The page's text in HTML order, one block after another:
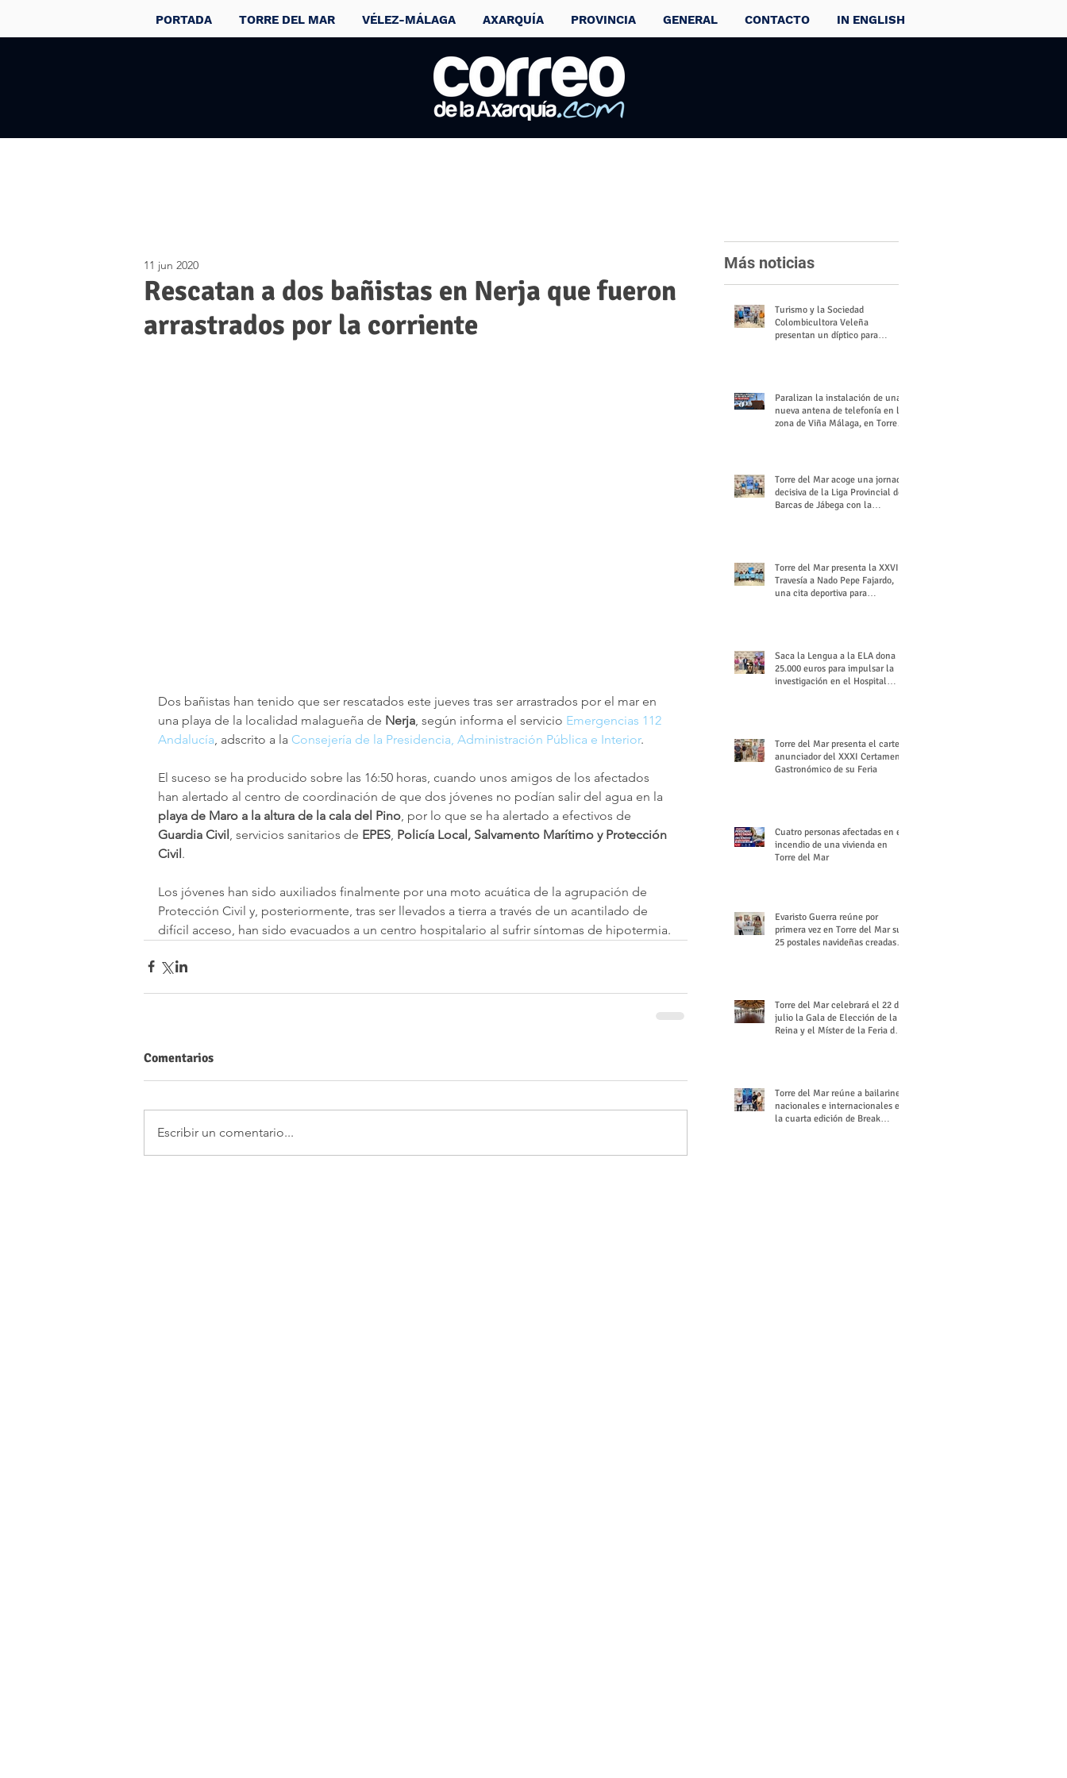
PORTADA TORRE DEL MAR VÉLEZ-MÁLAGA AXARQUÍA PROVINCIA GENERAL CONTACTO IN ENGLISH
Rescatan a dos bañistas en Nerja que fueron
arrastrados por la corriente
11 jun 2020
Dos bañistas han tenido que ser rescatados este jueves tras ser arrastrados por el mar en
una playa de la localidad malagueña de Nerja , según informa el servicio Emergencias 112
Andalucía , adscrito a la Consejería de la Presidencia, Administración Pública e Interior.
El suceso se ha producido sobre las 16:50 horas, cuando unos amigos de los afectados
han alertado al centro de coordinación de que dos jóvenes no podían salir del agua en la
playa de Maro a la altura de la cala del Pino , por lo que se ha alertado a efectivos de
Guardia Civil , servicios sanitarios de EPES Policía Local, Salvamento Marítimo y Protección
Civil.
Los jóvenes han sido auxiliados finalmente por una moto acuática de la agrupación de
Protección Civil y, posteriormente, tras ser llevados a tierra a través de un acantilado de
difícil acceso, han sido evacuados a un centro hospitalario al sufrir síntomas de hipotermia.
Comentarios
Escribir un comentario...
Más noticias
Turismo y la Sociedad
Colombicultora Veleña
presentan un díptico para
Paralizan la instalación de una
nueva antena de telefonía en la
zona de Viña Málaga, en Torre
Torre del Mar acoge una jornada
decisiva de la Liga Provincial de
Barcas de Jábega con la
Torre del Mar presenta la XXVI
Travesía a Nado Pepe Fajardo,
una cita deportiva para
Saca la Lengua a la ELA dona
25.000 euros para impulsar la
investigación en el Hospital
Torre del Mar presenta el cartel
anunciador del XXXI Certamen
Gastronómico de su Feria
Cuatro personas afectadas en el
incendio de una vivienda en
Torre del Mar
Evaristo Guerra reúne por
primera vez en Torre del Mar sus
25 postales navideñas creadas
Torre del Mar celebrará el 22 de
julio la Gala de Elección de la
Reina y el Míster de la Feria de
Torre del Mar reúne a bailarines
nacionales e internacionales en
la cuarta edición de Break